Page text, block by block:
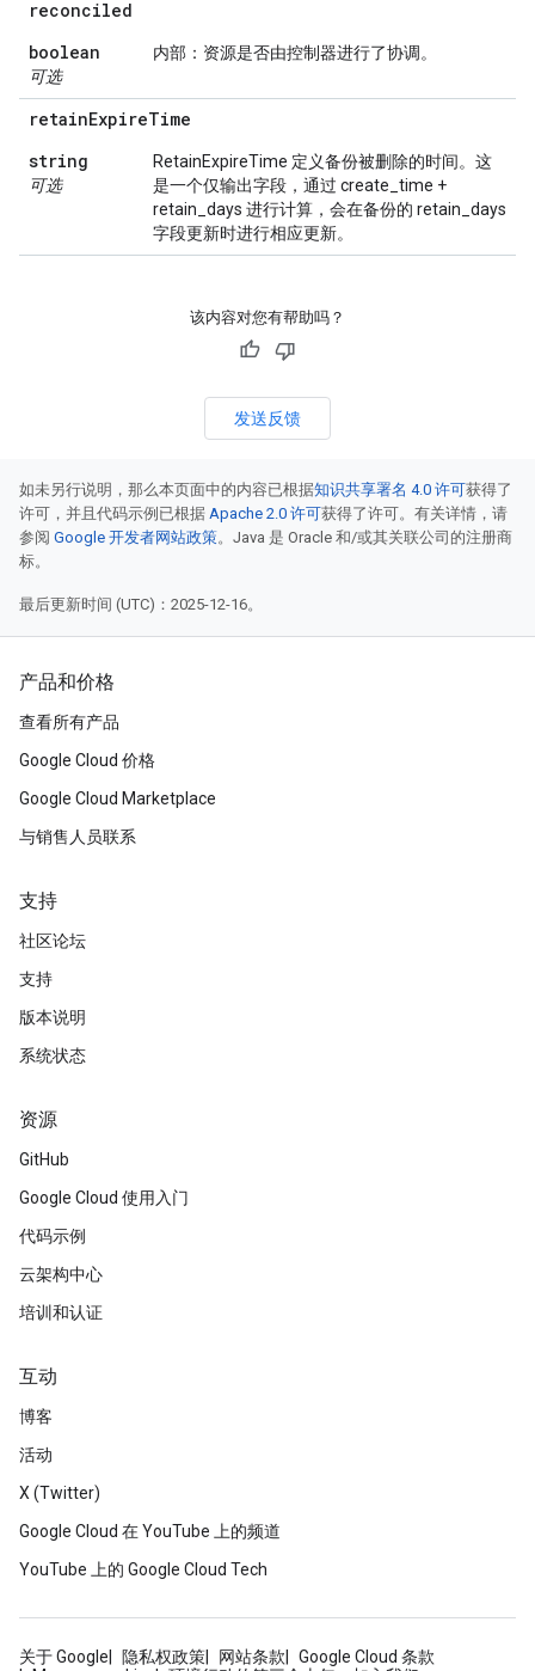
reconciled
boolean
可选
内部：资源是否由控制器进行了协调。
retainExpireTime
string
可选
RetainExpireTime 定义备份被删除的时间。这
是一个仅输出字段，通过 create_time +
retain_days 进行计算，会在备份的 retain_days
字段更新时进行相应更新。
该内容对您有帮助吗？
发送反馈
如未另行说明，那么本页面中的内容已根据知识共享署名 4.0 许可获得了
许可，并且代码示例已根据 Apache 2.0 许可获得了许可。有关详情，请
参阅 Google 开发者网站政策。Java 是 Oracle 和/或其关联公司的注册商
标。
最后更新时间 (UTC)：2025-12-16。
产品和价格
查看所有产品
Google Cloud 价格
Google Cloud Marketplace
与销售人员联系
支持
社区论坛
支持
版本说明
系统状态
资源
GitHub
Google Cloud 使用入门
代码示例
云架构中心
培训和认证
互动
博客
活动
X (Twitter)
Google Cloud 在 YouTube 上的频道
YouTube 上的 Google Cloud Tech
关于 Google 隐私权政策 网站条款
Google Cloud 条款